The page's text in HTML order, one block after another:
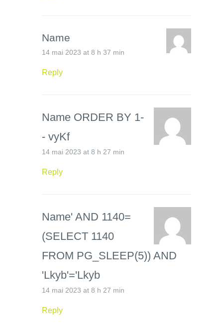
Name
14 mai 2023 at 8 h 37 min
Reply
Name ORDER BY 1-
- vyKf
14 mai 2023 at 8 h 27 min
Reply
Name' AND 1140=
(SELECT 1140
FROM PG_SLEEP(5)) AND
'Lkyb'='Lkyb
14 mai 2023 at 8 h 27 min
Reply